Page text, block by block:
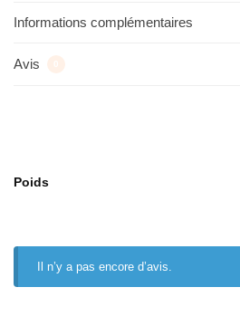
Informations complémentaires
Avis 0
Poids
Il n’y a pas encore d’avis.